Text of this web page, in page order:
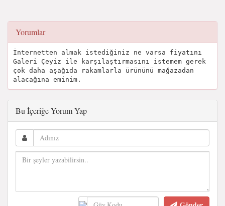
Yorumlar
İnternetten almak istediğiniz ne varsa fiyatını
Galeri Çeyiz ile karşılaştırmasını istemem gerek
çok daha aşağıda rakamlarla ürününü mağazadan
alacağına eminim.
Bu İçeriğe Yorum Yap